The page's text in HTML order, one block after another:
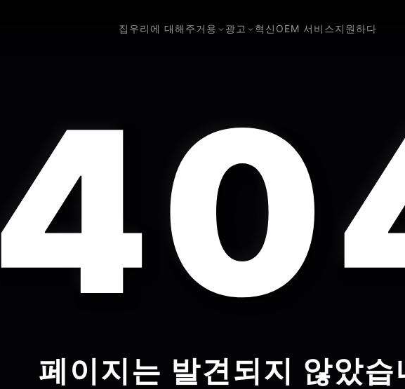
집 우리에 대해 주거용 광고 혁신 OEM 서비스지원하다
페이지는 발견되지 않았습